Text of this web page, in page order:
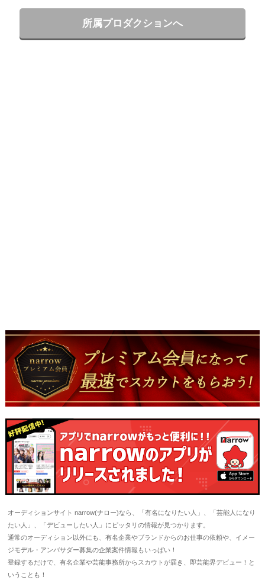
所属プロダクションへ
オーディションサイト narrow(ナロー)なら、「有名になりたい人」、「芸能人になり
たい人」、「デビューしたい人」にピッタリの情報が見つかります。
通常のオーディション以外にも、有名企業やブランドからのお仕事の依頼や、イメー
ジモデル・アンバサダー募集の企業案件情報もいっぱい！
登録するだけで、有名企業や芸能事務所からスカウトが届き、即芸能界デビュー！と
いうことも！